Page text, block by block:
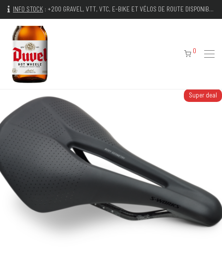
INFO STOCK : +200 GRAVEL, VTT, VTC, E-BIKE ET VÉLOS DE ROUTE DISPONIBLES IMMÉDIATEMENT
0
Super deal